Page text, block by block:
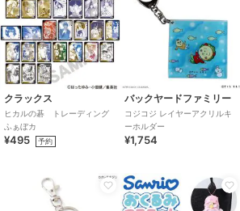
クラックス
ヒカルの碁 トレーディング
ふぁぼカ
¥495 予約
バックヤードファミリー
コジコジ レイヤーアクリルキ
ーホルダー
¥1,754